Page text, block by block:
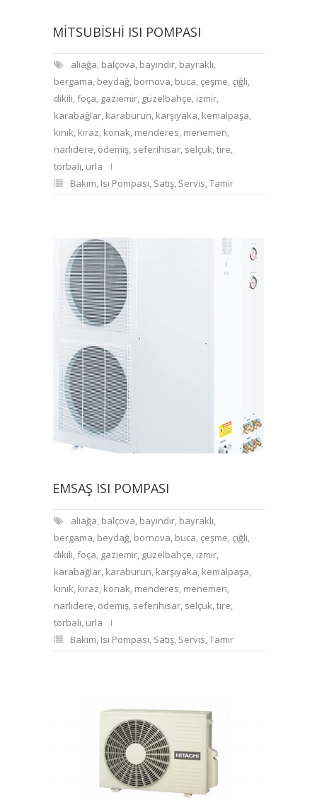
MITSUBISHI ISI POMPASI
aliağa, balçova, bayındır, bayraklı,
bergama, beydağ, bornova, buca, çeşme, çiğli,
dikili,foça, gaziemir, güzelbahçe, izmir,
karabağlar, karaburun, karşıyaka, kemalpaşa,
kınık, kiraz, konak, menderes, menemen,
narlıdere, ödemiş, seferihisar, selçuk,tire,
torbalı, urla
Bakım, Isı Pompası, Satış, Servis,Tamir
EMSAŞ ISI POMPASI
aliağa, balçova, bayındır, bayraklı,
bergama, beydağ, bornova, buca, çeşme, çiğli,
dikili,foça, gaziemir, güzelbahçe, izmir,
karabağlar, karaburun, karşıyaka, kemalpaşa,
kınık, kiraz, konak, menderes, menemen,
narlıdere, ödemiş, seferihisar, selçuk,tire,
torbalı, urla
Bakım, Isı Pompası, Satış, Servis,Tamir